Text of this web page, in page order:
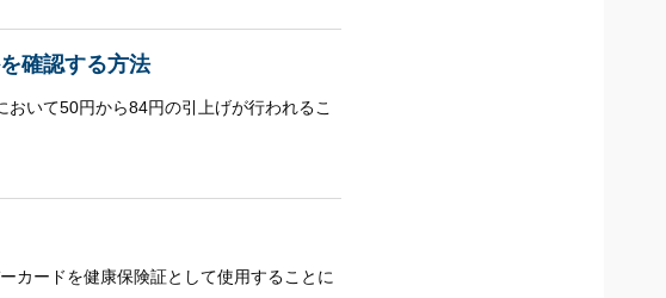
確認する方法
いて50円から84円の引上げが行われるこ
カードを健康保険証として使用することに